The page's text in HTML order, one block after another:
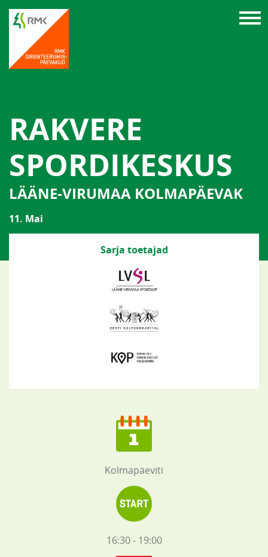
RAKVERE
SPORDIKESKUS
LÄÄNE-VIRUMAA KOLMAPÄEVAK
11. Mai
Sarja toetajad
Kolmapäeviti
16:30 - 19:00